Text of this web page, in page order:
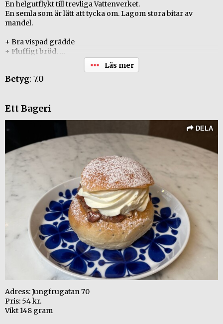
En helgutflykt till trevliga Vattenverket.
En semla som är lätt att tycka om. Lagom stora bitar av
mandel.
+ Bra vispad grädde
+ Fluffigt bröd.
- Anas lite smörsmak i grädden?
Betyg: 7.0
Ett Bageri
DELA
Adress: Jungfrugatan 70
Pris: 54 kr.
Vikt 148 gram